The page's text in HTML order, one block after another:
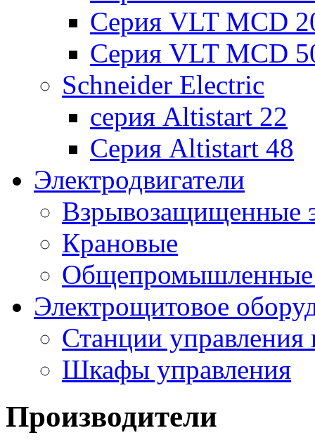
Серия VLT MCD
Серия VLT MCD
Schneider Electric
серия Altistart 22
Серия Altistart 48
Электродвигатели
Взрывозащищенные
Крановые
Общепромышленные
Электрощитовое
Станции управления
Шкафы управления
Производители